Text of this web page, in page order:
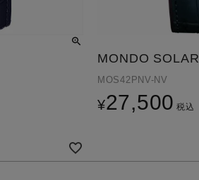
MONDO SOLAR
MOS42PNV-NV
¥27,500 税込